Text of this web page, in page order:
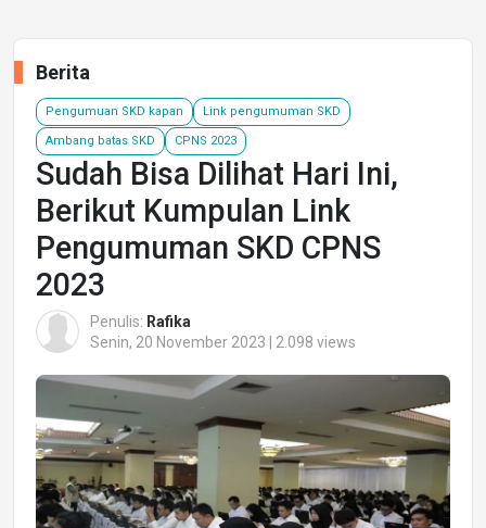
Berita
Pengumuan SKD kapan Link pengumuman SKD
Ambang batas SKD CPNS 2023
Sudah Bisa Dilihat Hari Ini,
Berikut Kumpulan Link
Pengumuman SKD CPNS
2023
Penulis: Rafika
Senin, 20 November 2023 | 2.098 views